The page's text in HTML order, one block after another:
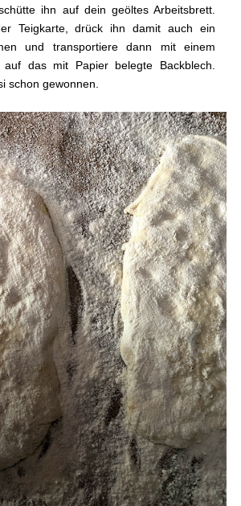
ihn auf dein geöltes Arbeitsbrett.
Teigkarte, drück ihn damit auch ein
und transportiere dann mit einem
auf das mit Papier belegte Backblech.
schon gewonnen.